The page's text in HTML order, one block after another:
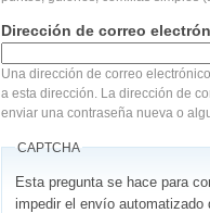
Dirección de correo
Una dirección de correo
a esta dirección. La dirección de
enviar una contraseña nueva o
CAPTCHA
Esta pregunta se hace para
impedir el envío automatizado